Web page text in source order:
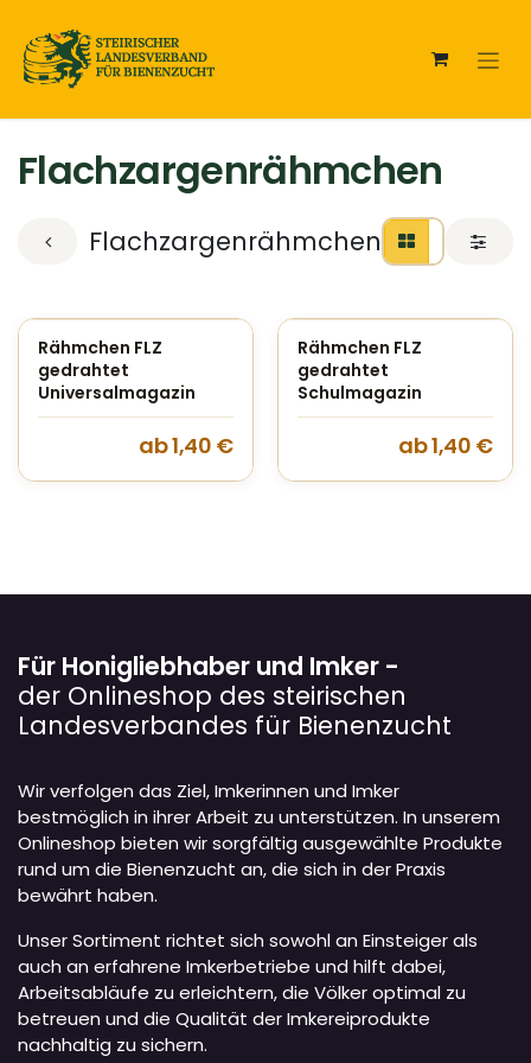
Flachzargenrähmchen
Flachzargenrähmchen
Rähmchen FLZ
gedrahtet
Universalmagazin
ab1,40 €
Rähmchen FLZ
gedrahtet
Schulmagazin
ab1,40 €
Für Honigliebhaber und Imker -
der Onlineshop des steirischen
Landesverbandes für Bienenzucht
Wir verfolgen das Ziel, Imkerinnen und Imker
bestmöglich in ihrer Arbeit zu unterstützen. In unserem
Onlineshop bieten wir sorgfältig ausgewählte Produkte
rund um die Bienenzucht an, die sich in der Praxis
bewährt haben.
Unser Sortiment richtet sich sowohl an Einsteiger als
auch an erfahrene Imkerbetriebe und hilft dabei,
Arbeitsabläufe zu erleichtern, die Völker optimal zu
betreuen und die Qualität der Imkereiprodukte
nachhaltig zu sichern.